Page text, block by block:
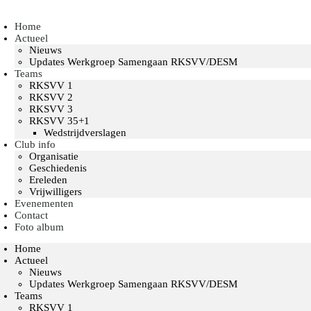
Home
Actueel
Nieuws
Updates Werkgroep Samengaan RKSVV/DESM
Teams
RKSVV 1
RKSVV 2
RKSVV 3
RKSVV 35+1
Wedstrijdverslagen
Club info
Organisatie
Geschiedenis
Ereleden
Vrijwilligers
Evenementen
Contact
Foto album
Home
Actueel
Nieuws
Updates Werkgroep Samengaan RKSVV/DESM
Teams
RKSVV 1